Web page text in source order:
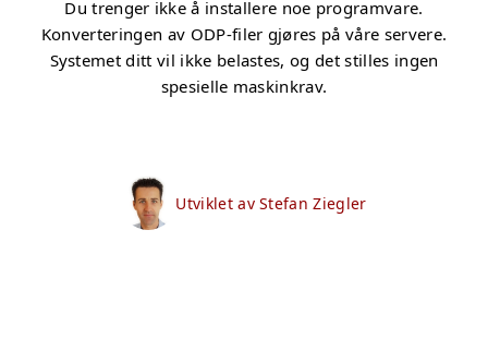
Du trenger ikke å installere noe programvare.
Konverteringen av ODP-filer gjøres på våre servere.
Systemet ditt vil ikke belastes, og det stilles ingen
spesielle maskinkrav.
Utviklet av Stefan Ziegler